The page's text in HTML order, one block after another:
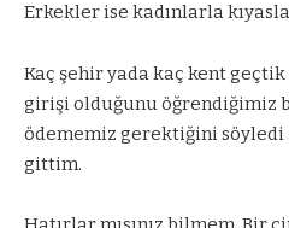
Erkekler ise kadınlarla
Kaç şehir yada kaç kent
girişi olduğunu öğrendiğimiz
ödememiz gerektiğini söyledi
gittim.